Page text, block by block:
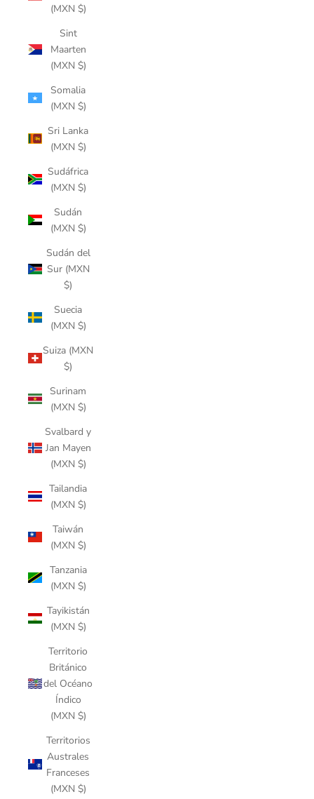
(MXN $)
Sint
Maarten
(MXN $)
Somalia
(MXN $)
Sri Lanka
(MXN $)
Sudáfrica
(MXN $)
Sudán
(MXN $)
Sudán del
Sur (MXN
$)
Suecia
(MXN $)
Suiza (MXN
$)
Surinam
(MXN $)
Svalbard y
Jan Mayen
(MXN $)
Tailandia
(MXN $)
Taiwán
(MXN $)
Tanzania
(MXN $)
Tayikistán
(MXN $)
Territorio
Británico
del Océano
Índico
(MXN $)
Territorios
Australes
Franceses
(MXN $)